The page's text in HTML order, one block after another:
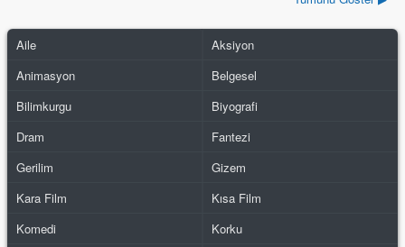
Aile
Aksiyon
Animasyon
Belgesel
Bilimkurgu
Biyografi
Dram
Fantezi
Gerilim
Gizem
Kara Film
Kısa Film
Komedi
Korku